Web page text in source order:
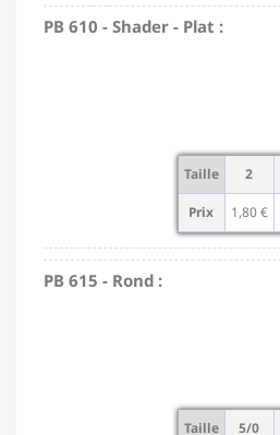
PB 610 - Shader - Plat :
Taille 2
Prix 1,80 €
PB 615 - Rond :
Taille 5/0